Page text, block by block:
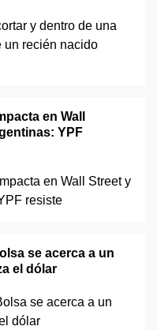
en Wall
YPF
se acerca a un
el dólar